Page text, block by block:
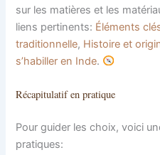
sur les matières et les
liens pertinents: Éléments
traditionnelle, Histoire et
s’habiller en Inde.
Récapitulatif en pratique
Pour guider les choix, voici
pratiques: